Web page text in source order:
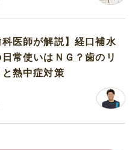
科医師が解説】経口補水
常使いはＮＧ？歯のリ
熱中症対策